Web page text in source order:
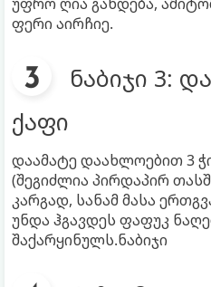
ფერი აირჩიე.
ნაბიჯი 3:
ქაფი
დაამატე დაახლოებით 3
(შეგიძლია პირდაპირ
კარგად, სანამ მასა
უნდა ჰგავდეს ფაფუკ
შაქარყინულს.ნაბიჯი